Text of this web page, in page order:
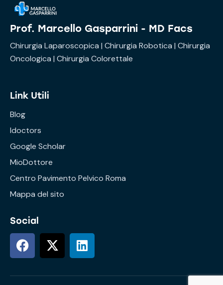
Prof. Marcello Gasparrini - MD Facs
Chirurgia Laparoscopica | Chirurgia Robotica | Chirurgia
Oncologica | Chirurgia Colorettale
Link Utili
Blog
Idoctors
Google Scholar
MioDottore
Centro Pavimento Pelvico Roma
Mappa del sito
Social